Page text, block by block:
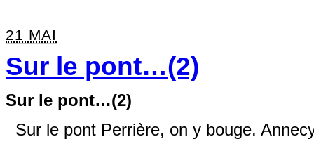
21 MAI
Sur le pont…(2)
Sur le pont…(2)
Sur le pont Perrière, on y bouge.